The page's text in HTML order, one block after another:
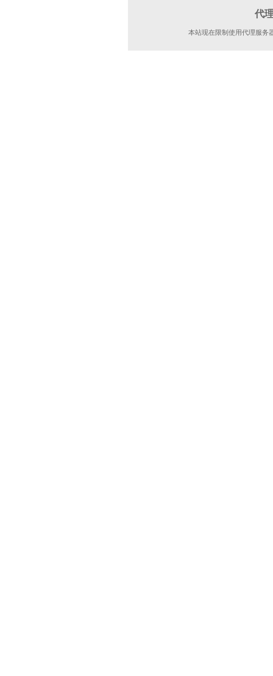
代
本站现在限制使用代理服务